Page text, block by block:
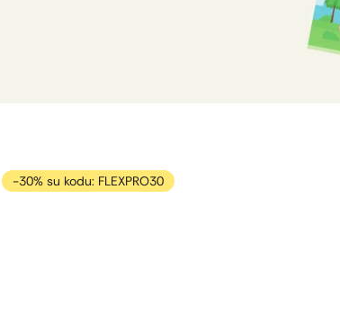
-30% su kodu: FLEXPRO30